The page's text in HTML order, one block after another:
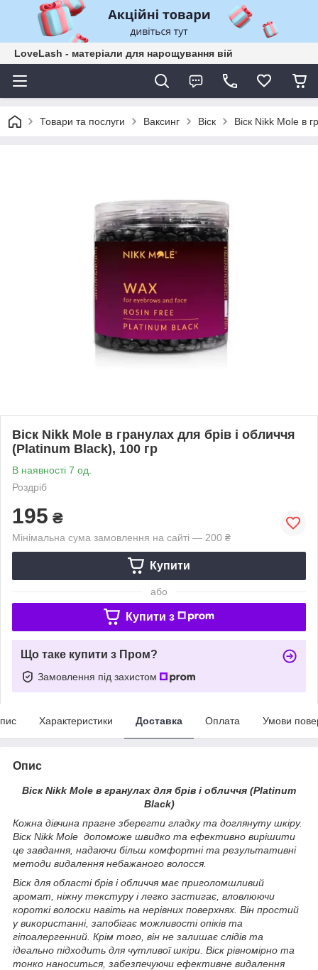
LoveLash - матеріали для нарощування вій
Товари та послуги Ваксинг Віск Віск Nikk Mole в
Віск Nikk Mole в гранулах для брів і обличчя
(Platinum Black), 100 гр
В наявності 7 од.
Роздріб
195 ₴
Мінімальна сума замовлення на сайті — 200 ₴
Купити
або
Купити з
Що таке купити з Пром?
Замовлення під захистом
Характеристики Доставка Оплата Умови
Опис
Віск Nikk Mole в гранулах для брів і обличчя (Platinum
Black)
Кожна дівчина прагне зберегти гладку та доглянуту шкіру.
Віск Nikk Mole допоможе швидко та ефективно вирішити
це завдання, надаючи більш комфортні та результативні
методи видалення небажаного волосся.
Віск для області брів і обличчя має приголомшливий
аромат, ніжну текстуру і легко застигає, вловлюючи
короткі волоски навіть на нерівних поверхнях. Він простий
у використанні, запобігає можливості опіків та
гіпоалергенний. Крім того, він не залишає слідів та
ідеально підходить для чутливої шкіри. Віск рівномірно та
тонко наноситься, забезпечуючи ефективне видалення